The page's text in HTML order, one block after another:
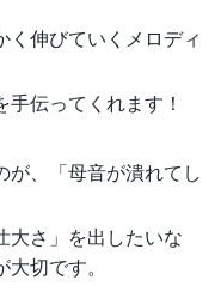
く伸びていくメロディ
伝ってくれます！
が、「母音が潰れてし
大さ」を出したいな
切です。